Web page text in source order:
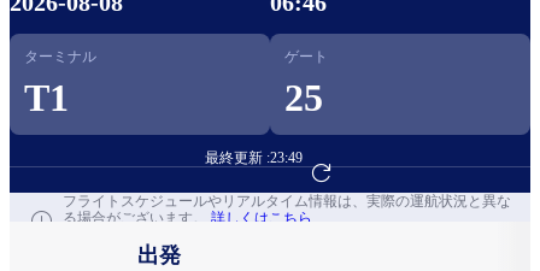
ターミナル
T1
ゲート
25
最終更新 :23:49
フライト予約へ
フライトスケジュールやリアルタイム情報は、実際の運航状況と異な
る場合がございます。 詳しくはこちら
出発